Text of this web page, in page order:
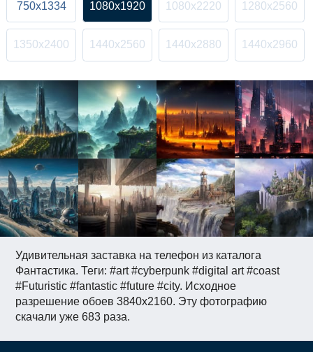
Удивительная заставка на телефон из каталога
Фантастика. Теги: #art #cyberpunk #digital art #coast
#Futuristic #fantastic #future #city. Исходное
разрешение обоев 3840x2160. Эту фотографию
скачали уже 683 раза.
750x1334 1080x1920 1080x2220 1280x2560
1350x2400 1440x2560 1440x2880 1440x2960